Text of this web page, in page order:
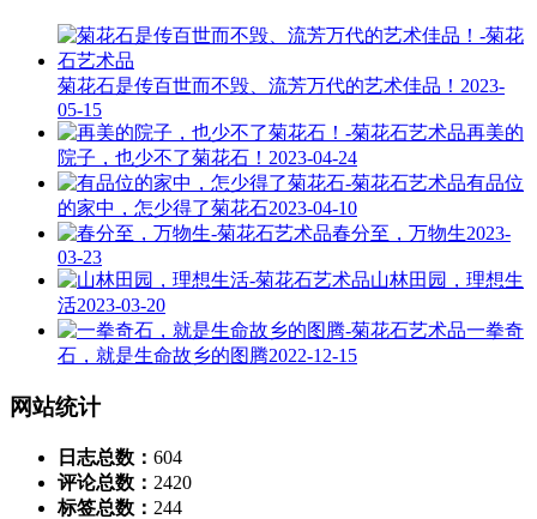
菊花石是传百世而不毁、流芳万代的艺术佳品！ 2023-
05-15
再美的
院子，也少不了菊花石！ 2023-04-24
有品位
的家中，怎少得了菊花石2023-04-10
春分至，万物生2023-
03-23
山林田园，理想生
活2023-03-20
一拳奇
石，就是生命故乡的图腾2022-12-15
网站统计
日志总数： 604
评论总数： 2420
标签总数： 244